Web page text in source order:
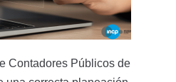
Contadores Públicos de